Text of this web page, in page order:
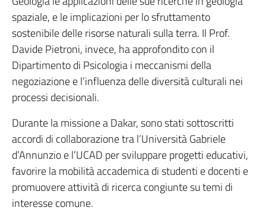
spaziale, e le implicazioni per lo sfruttamento
sostenibile delle risorse naturali sulla terra. Il Prof.
Davide Pietroni, invece, ha approfondito con il
Dipartimento di Psicologia i meccanismi della
negoziazione e l’influenza delle diversità culturali nei
processi decisionali.
Durante la missione a Dakar, sono stati sottoscritti
accordi di collaborazione tra l’Università Gabriele
d’Annunzio e l’UCAD per sviluppare progetti educativi,
favorire la mobilità accademica di studenti e docenti e
promuovere attività di ricerca congiunte su temi di
interesse comune.